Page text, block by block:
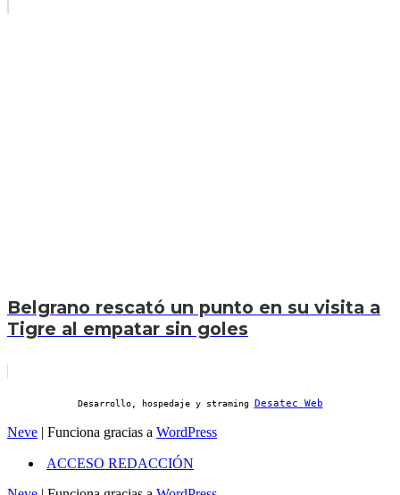
Belgrano rescató un punto en su visita a
Tigre al empatar sin goles
Desarrollo, hospedaje y straming Desatec Web
Neve | Funciona gracias a WordPress
ACCESO REDACCIÓN